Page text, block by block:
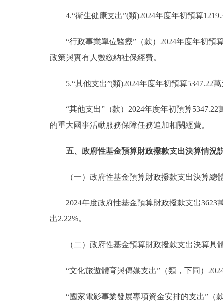
4.“衛生健康支出”(類)2024年度年初預算
“行政事業單位醫療”（款）2024年度年初預
政策與實有人數繳納社保經費。
5.“其他支出”(類)2024年度年初預算5347.22
“其他支出”（款）2024年度年初預算
的重大國事活動服務保障任務追加相關經費。
五、政府性基金預算財政撥款支出決算情況
（一）政府性基金預算財政撥款支出決算總
2024年度政府性基金預算財政撥款支出
出2.22%。
（二）政府性基金預算財政撥款支出決算具
“文化旅遊體育與傳媒支出”（類，下同）
“國家電影事業發展專項資金安排的支出”（